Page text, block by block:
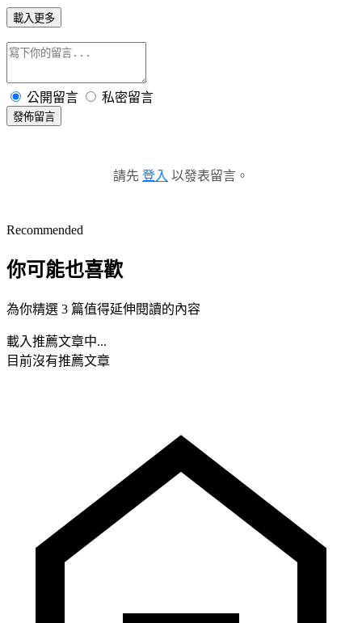
載入更多
公開留言 私密留言
發佈留言
請先 登入 以發表留言。
Recommended
你可能也喜歡
為你精選 3 篇值得延伸閱讀的內容
載入推薦文章中...
目前沒有推薦文章